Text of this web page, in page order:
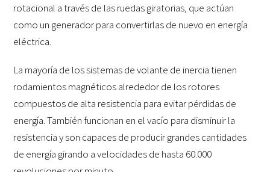
rotacional a través de las ruedas giratorias, que actúan
como un generador para convertirlas de nuevo en energía
eléctrica.
La mayoría de los sistemas de volante de inercia tienen
rodamientos magnéticos alrededor de los rotores
compuestos de alta resistencia para evitar pérdidas de
energía. También funcionan en el vacío para disminuir la
resistencia y son capaces de producir grandes cantidades
de energía girando a velocidades de hasta 60.000